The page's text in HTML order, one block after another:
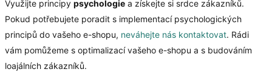
Využijte principy psychologie a získejte si srdce zákazníků.
Pokud potřebujete poradit s implementací psychologických
principů do vašeho e-shopu, neváhejte nás kontaktovat. Rádi
vám pomůžeme s optimalizací vašeho e-shopu a s budováním
loajálních zákazníků.